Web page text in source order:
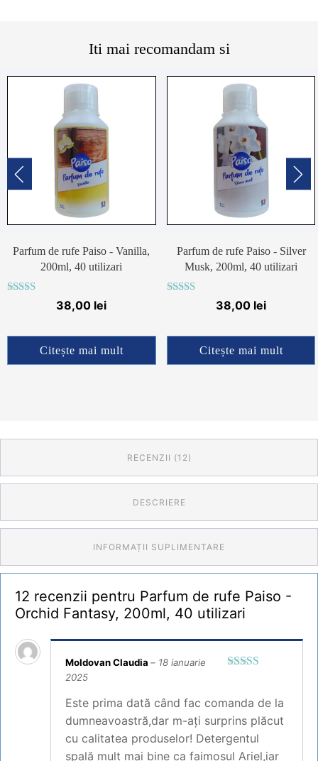
Iti mai recomandam si
Parfum de rufe Paiso - Vanilla,
200ml, 40 utilizari
Evaluat la38,00 lei
Citește mai mult
Parfum de rufe Paiso - Silver
Musk, 200ml, 40 utilizari
Evaluat la38,00 lei
Citește mai mult
RECENZII (12)
DESCRIERE
INFORMAȚII SUPLIMENTARE
12 recenzii pentru Parfum de rufe Paiso -
Orchid Fantasy, 200ml, 40 utilizari
Moldovan Claudia – 18 ianuarie
2025
Este prima dată când fac comanda de la
dumneavoastră,dar m-ați surprins plăcut
cu calitatea produselor! Detergentul
spală mult mai bine ca faimosul Ariel,iar